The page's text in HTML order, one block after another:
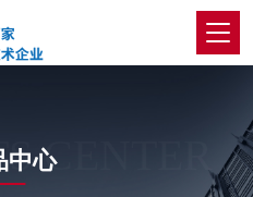
CENTER
中心